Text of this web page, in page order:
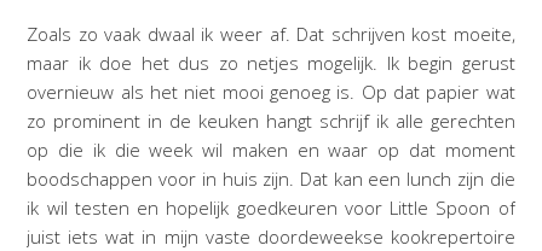
Zoals zo vaak dwaal ik weer af. Dat schrijven kost moeite,
maar ik doe het dus zo netjes mogelijk. Ik begin gerust
overnieuw als het niet mooi genoeg is. Op dat papier wat
zo prominent in de keuken hangt schrijf ik alle gerechten
op die ik die week wil maken en waar op dat moment
boodschappen voor in huis zijn. Dat kan een lunch zijn die
ik wil testen en hopelijk goedkeuren voor Little Spoon of
juist iets wat in mijn vaste doordeweekse kookrepertoire